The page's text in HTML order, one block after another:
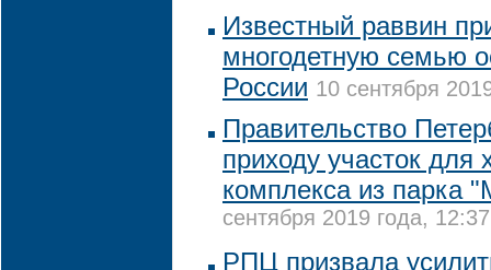
Известный раввин
многодетную семью
России 10 сентября
Правительство
приходу участок для
комплекса из парка
сентября 2019 года, 12:37
РПЦ призвала